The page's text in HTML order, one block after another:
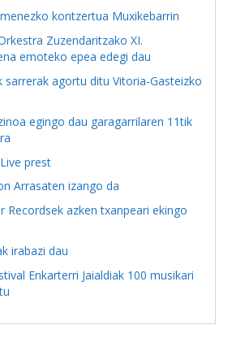
kontzertua Muxikebarrin
Zuzendaritzako XI.
emoteko epea edegi dau
sarrerak agortu ditu Vitoria-Gasteizko
egingo dau garagarrilaren 11tik
prest
Arrasaten izango da
Recordsek azken txanpeari ekingo
irabazi dau
Enkarterri Jaialdiak 100 musikari